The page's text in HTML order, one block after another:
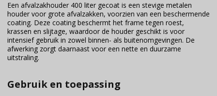
Een afvalzakhouder 400 liter gecoat is een stevige metalen
houder voor grote afvalzakken, voorzien van een beschermende
coating. Deze coating beschermt het frame tegen roest,
krassen en slijtage, waardoor de houder geschikt is voor
intensief gebruik in zowel binnen- als buitenomgevingen. De
afwerking zorgt daarnaast voor een nette en duurzame
uitstraling.
Gebruik en toepassing